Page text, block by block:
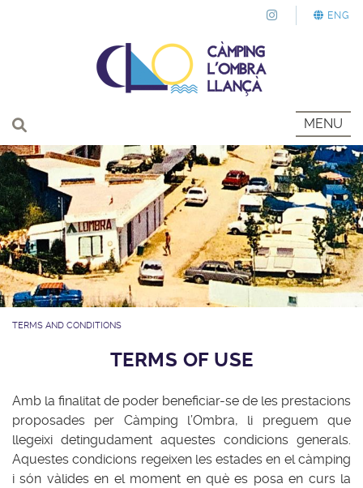
ENG
MENU
TERMS AND CONDITIONS
TERMS OF USE
Amb la finalitat de poder beneficiar-se de les prestacions
proposades per Càmping l’Ombra, li preguem que
llegeixi detingudament aquestes condicions generals.
Aquestes condicions regeixen les estades en el càmping
i són vàlides en el moment en què es posa en curs la